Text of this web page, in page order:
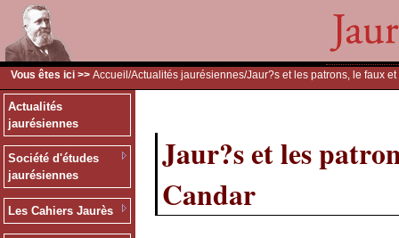
Vous êtes ici >> Accueil /Actualités jaurésiennes/Jaur?s et les patrons, le faux
Actualités
jaurésiennes
Société d'études
jaurésiennes
Les Cahiers Jaurès
Jaur?s et les
Candar